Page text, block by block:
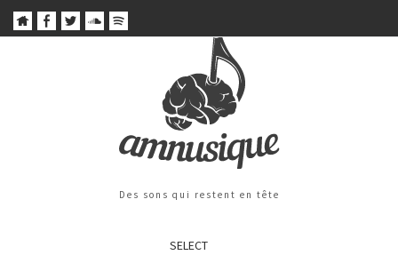
Des sons qui restent en tête
SELECT